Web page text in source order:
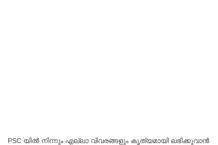
PSC യിൽ നിന്നും എല്ലാ വിവരങ്ങളും കൃത്യമായി ലഭിക്കുവാൻ